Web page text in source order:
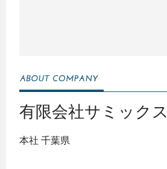
有限会社サミックス
本社 千葉県